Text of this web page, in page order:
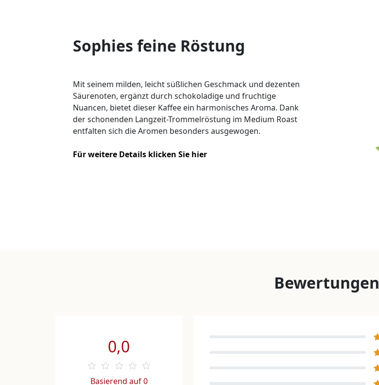
Sophies feine Röstung
Mit seinem milden, leicht süßlichen Geschmack und dezenten
Säurenoten, ergänzt durch schokoladige und fruchtige
Nuancen, bietet dieser Kaffee ein harmonisches Aroma. Dank
der schonenden Langzeit-Trommelröstung im Medium Roast
entfalten sich die Aromen besonders ausgewogen.
Für weitere Details klicken Sie hier
Bewertungen
0,0
Basierend auf 0